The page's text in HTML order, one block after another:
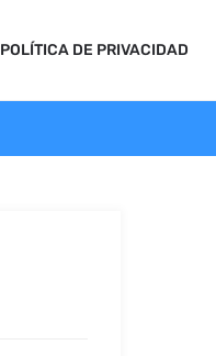
POLÍTICA DE PRIVACIDAD